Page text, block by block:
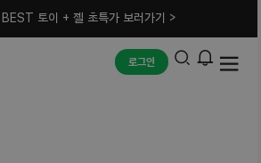
BEST 토이 + 젤 초특가 보러가기 >
로그인